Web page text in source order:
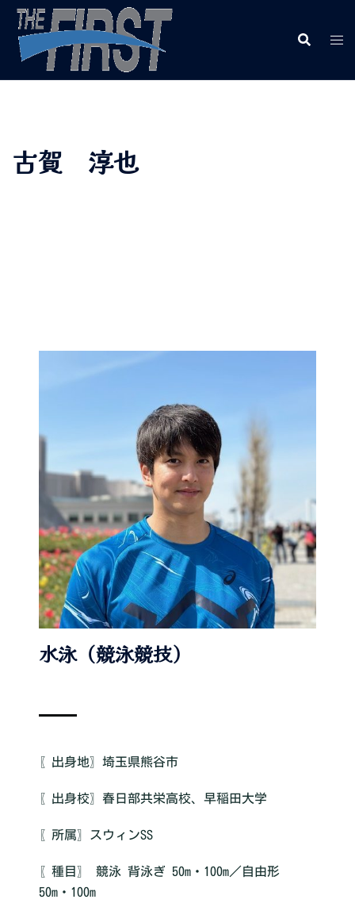
古賀 淳也
水泳（競泳競技）
〖出身地〗埼玉県熊谷市
〖出身校〗春日部共栄高校、早稲田大学
〖所属〗スウィンSS
〖種目〗 競泳 背泳ぎ 50m・100m／自由形
50m・100m